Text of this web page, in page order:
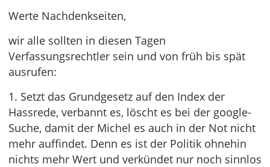
Werte Nachdenkseiten,
wir alle sollten in diesen Tagen
Verfassungsrechtler sein und von früh bis spät
ausrufen:
1. Setzt das Grundgesetz auf den Index der
Hassrede, verbannt es, löscht es bei der google-
Suche, damit der Michel es auch in der Not nicht
mehr auffindet. Denn es ist der Politik ohnehin
nichts mehr Wert und verkündet nur noch sinnlos